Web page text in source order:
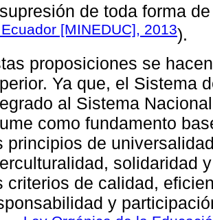
de toda forma
[MINEDUC], 2013).
proposiciones se
Ya que, el Sistema
al Sistema
como fundamento
principios de
solidaridad
criterios de calidad,
y